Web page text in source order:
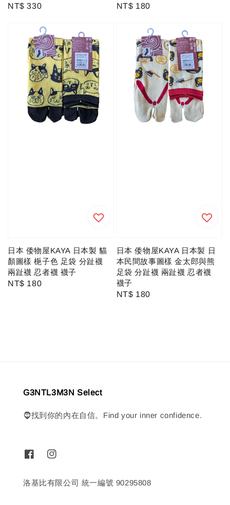
Regular
NT$ 330
Regular
NT$ 180
日本 倭物屋KAYA 日本製 貓
顏圖樣 梔子色 足袋 分趾襪
兩趾襪 忍者襪 襪子
Regular
NT$ 180
日本 倭物屋KAYA 日本製 日
本民間故事圖樣 金太郎與熊
足袋 分趾襪 兩趾襪 忍者襪
襪子
Regular
NT$ 180
G3NTL3M3N Select
🧔找到你的內在自信。Find your inner confidence.
洛基比有限公司 統一編號 90295808